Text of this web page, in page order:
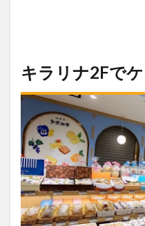
キラリナ2Fで